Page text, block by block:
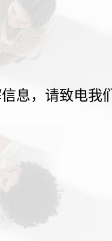
息，请致电我